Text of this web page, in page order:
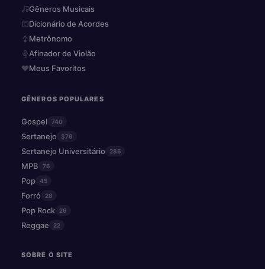
Gêneros Musicais
Dicionário de Acordes
Metrônomo
Afinador de Violão
Meus Favoritos
GÊNEROS POPULARES
Gospel 740
Sertanejo 376
Sertanejo Universitário 285
MPB 76
Pop 45
Forró 28
Pop Rock 26
Reggae 22
SOBRE O SITE